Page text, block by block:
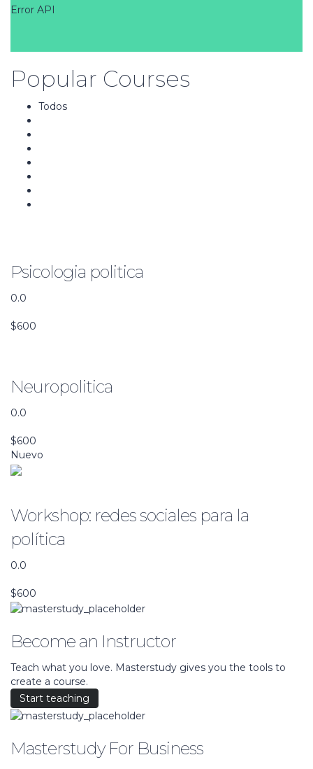
Error API
Popular Courses
Todos
Psicologia politica
0.0
$600
Neuropolitica
0.0
$600
Nuevo
Workshop: redes sociales para la
política
0.0
$600
Become an Instructor
Teach what you love. Masterstudy gives you the tools to
create a course.
Start teaching
Masterstudy For Business